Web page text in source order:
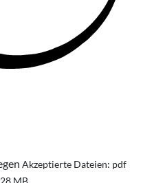
Akzeptierte Dateien: pdf
MB